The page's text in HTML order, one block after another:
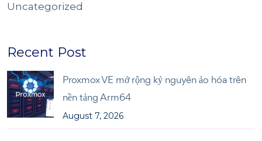
Uncategorized
Recent Post
Proxmox VE mở rộng kỷ nguyên ảo hóa trên
nền tảng Arm64
August 7, 2026